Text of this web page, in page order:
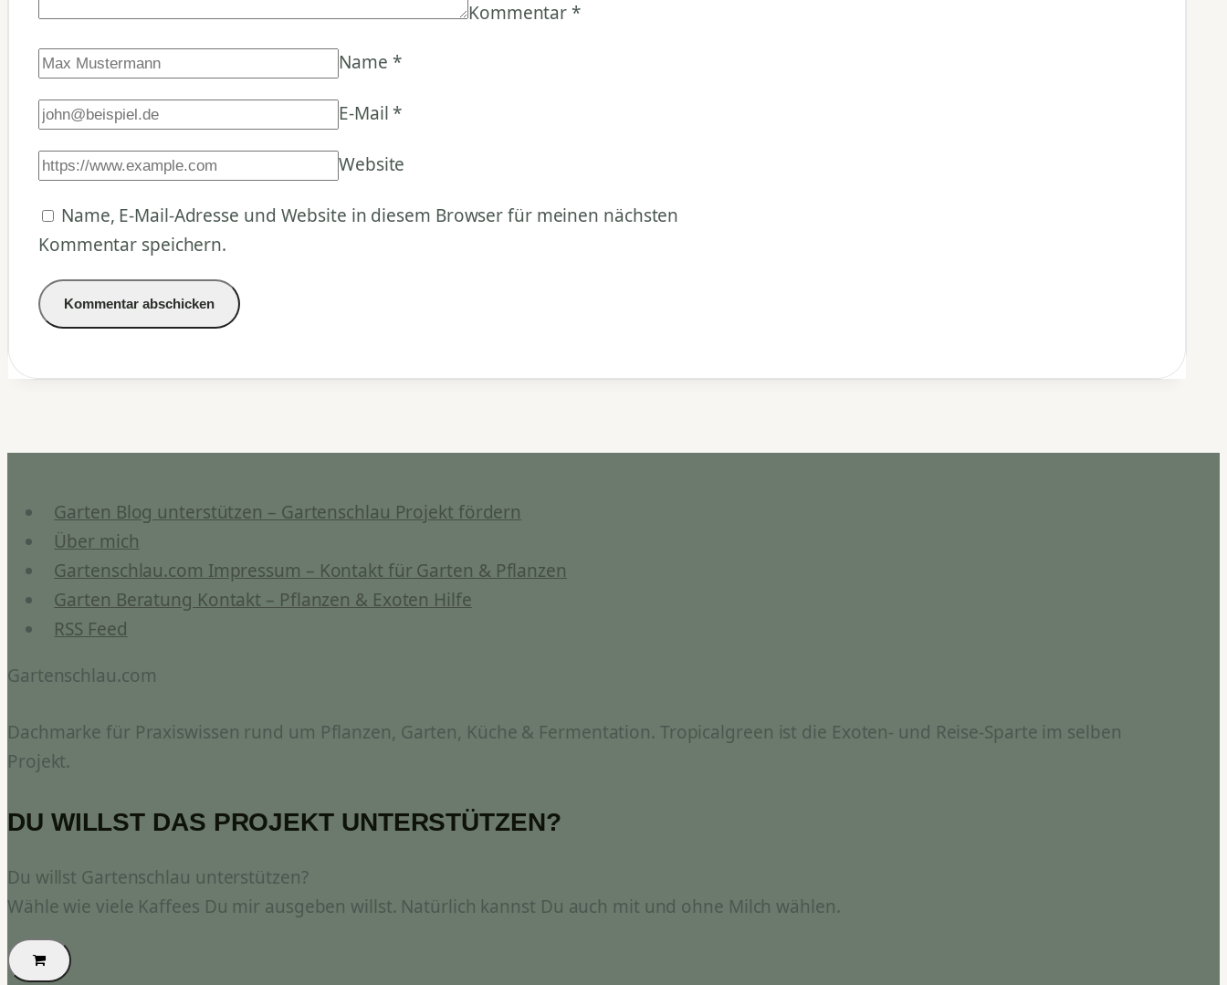
Kommentar *
Name *
E-Mail *
Website
Name, E-Mail-Adresse und Website in diesem Browser für meinen nächsten
Kommentar speichern.
Garten Blog unterstützen – Gartenschlau Projekt fördern
Über mich
Gartenschlau.com Impressum – Kontakt für Garten & Pflanzen
Garten Beratung Kontakt – Pflanzen & Exoten Hilfe
RSS Feed
Gartenschlau.com
Dachmarke für Praxiswissen rund um Pflanzen, Garten, Küche & Fermentation. Tropicalgreen ist die Exoten- und Reise-Sparte im selben
Projekt.
DU WILLST DAS PROJEKT UNTERSTÜTZEN?
Du willst Gartenschlau unterstützen?
Wähle wie viele Kaffees Du mir ausgeben willst. Natürlich kannst Du auch mit und ohne Milch wählen.